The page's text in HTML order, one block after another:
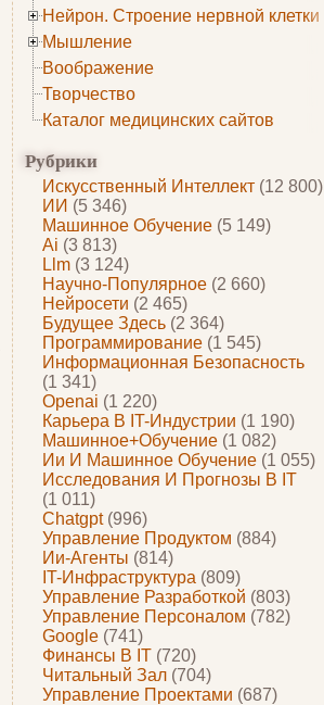
Нейрон. Строение нервной клетки
Мышление
Воображение
Творчество
Каталог медицинских сайтов
Рубрики
Искусственный Интеллект (12 800)
ИИ (5 346)
Машинное Обучение (5 149)
Ai (3 813)
Llm (3 124)
Научно-Популярное (2 660)
Нейросети (2 465)
Будущее Здесь (2 364)
Программирование (1 545)
Информационная Безопасность
(1 341)
Openai (1 220)
Карьера В IT-Индустрии (1 190)
Машинное+обучение (1 082)
Ии И Машинное Обучение (1 055)
Исследования И Прогнозы В IT
(1 011)
Chatgpt(996)
Управление Продуктом (884)
Ии-Агенты (814)
IT-Инфраструктура (809)
Управление Разработкой (803)
Управление Персоналом (782)
Google (741)
Финансы В IT (720)
Читальный Зал (704)
Управление Проектами (687)